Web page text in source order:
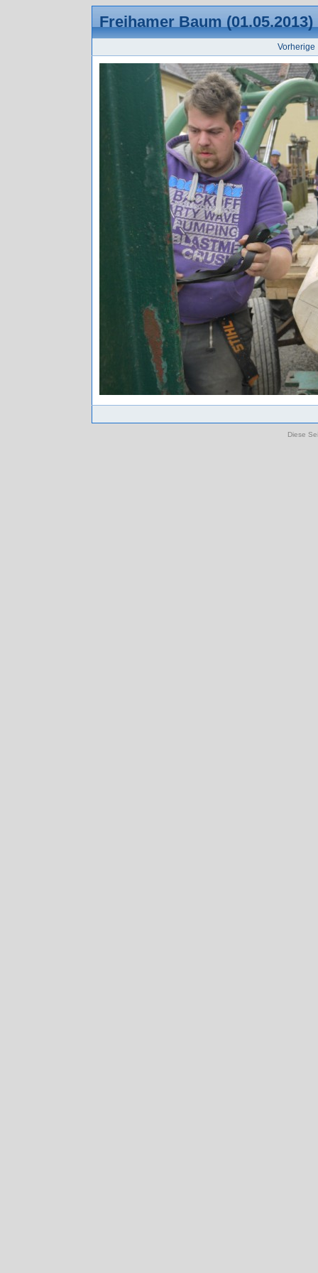
Freihamer Baum (01.05.2013)
Vorherige
Diese